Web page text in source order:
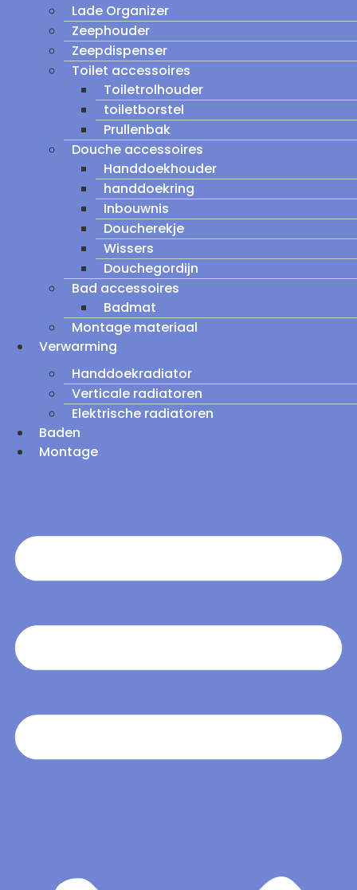
Lade Organizer
Zeephouder
Zeepdispenser
Toilet accessoires
Toiletrolhouder
toiletborstel
Prullenbak
Douche accessoires
Handdoekhouder
handdoekring
Inbouwnis
Doucherekje
Wissers
Douchegordijn
Bad accessoires
Badmat
Montage materiaal
Verwarming
Handdoekradiator
Verticale radiatoren
Elektrische radiatoren
Baden
Montage